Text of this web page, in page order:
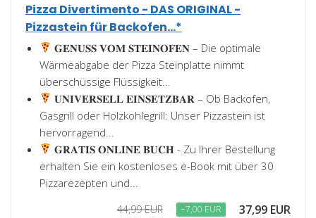
Pizza Divertimento - DAS ORIGINAL -
Pizzastein für Backofen...*
𝐆𝐄𝐍𝐔𝐒𝐒 𝐕𝐎𝐌 𝐒𝐓𝐄𝐈𝐍𝐎𝐅𝐄𝐍 – Die optimale
Wärmeabgabe der Pizza Steinplatte nimmt
überschüssige Flüssigkeit...
𝐔𝐍𝐈𝐕𝐄𝐑𝐒𝐄𝐋𝐋 𝐄𝐈𝐍𝐒𝐄𝐓𝐙𝐁𝐀𝐑 – Ob Backofen,
Gasgrill oder Holzkohlegrill: Unser Pizzastein ist
hervorragend...
𝐆𝐑𝐀𝐓𝐈𝐒 𝐎𝐍𝐋𝐈𝐍𝐄 𝐁𝐔𝐂𝐇 - Zu Ihrer Bestellung
erhalten Sie ein kostenloses e-Book mit über 30
Pizzarezepten und...
44,99 EUR −7,00 EUR 37,99 EUR